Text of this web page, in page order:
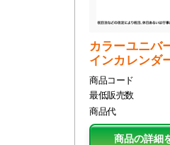
カラーユニバ
インカレンダ
商品コード
最低販売数
商品代
商品の詳細